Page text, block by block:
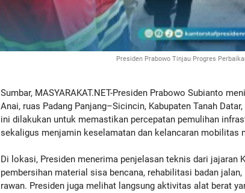
Presiden Prabowo Tinjau Progres
Sumbar, MASYARAKAT.NET-Presiden Prabowo Subianto
Anai, ruas Padang Panjang–Sicincin, Kabupaten Tanah
ini dilakukan untuk memastikan percepatan pemulihan
sekaligus menjamin keselamatan dan kelancaran mobilitas
Di lokasi, Presiden menerima penjelasan teknis dari jajaran
pembersihan material sisa bencana, rehabilitasi badan
rawan. Presiden juga melihat langsung aktivitas alat berat